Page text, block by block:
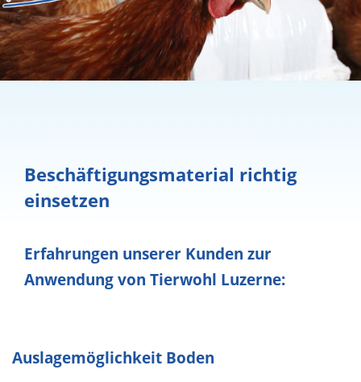
Beschäftigungsmaterial richtig
einsetzen
Erfahrungen unserer Kunden zur
Anwendung von Tierwohl Luzerne:
Auslagemöglichkeit Boden